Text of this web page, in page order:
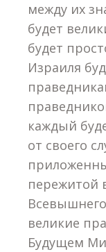
между их
будет
будет
Израиля
каждый
от своего
пережитой
великие
Будущем